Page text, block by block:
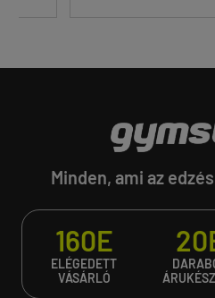
Minden, ami az
160E
ELÉGEDETT
VÁSÁRLÓ